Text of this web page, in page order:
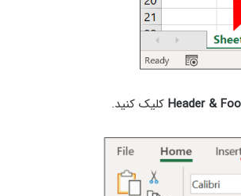
Header & کلیک کنید.